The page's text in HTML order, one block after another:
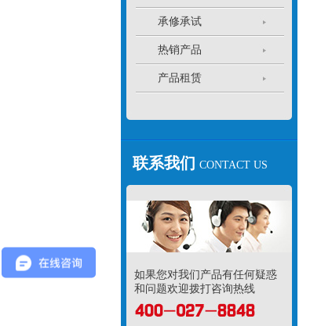
承修承试
热销产品
产品租赁
联系我们 CONTACT US
如果您对我们产品有任何疑惑
和问题欢迎拨打咨询热线